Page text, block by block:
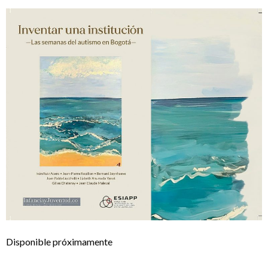
Disponible próximamente